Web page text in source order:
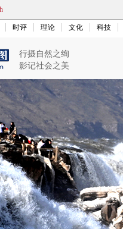
时评 理论 文化 科技
行摄自然之绚
影记社会之美